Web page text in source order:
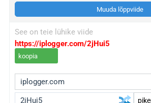
Muuda lõppviide
See on teie lühike viide
https://iplogger.com/2jHui5
koopia